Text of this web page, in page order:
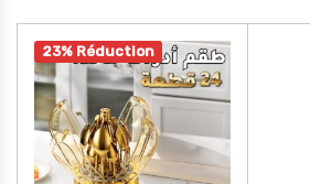
23% Réduction